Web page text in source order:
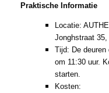
Praktische Informatie
Locatie:
Jonghstraat
Tijd: De deuren
om 11:30 uur.
starten.
Kosten: